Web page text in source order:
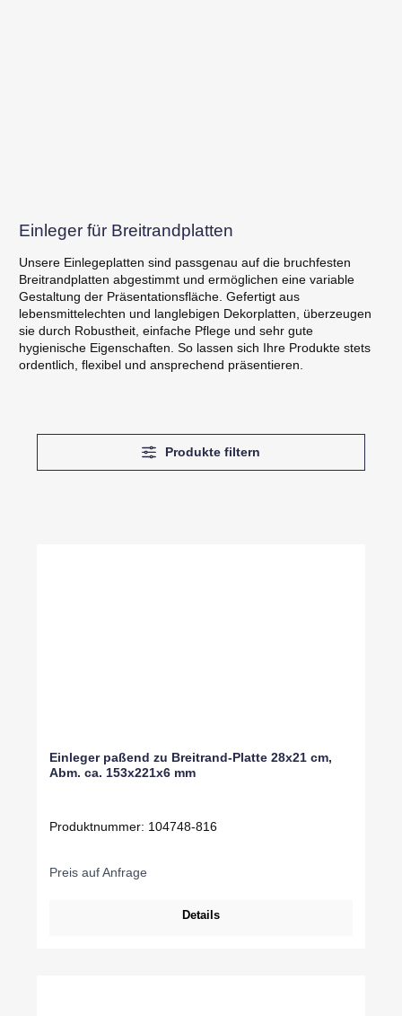
Einleger für Breitrandplatten
Unsere Einlegeplatten sind passgenau auf die bruchfesten
Breitrandplatten abgestimmt und ermöglichen eine variable
Gestaltung der Präsentationsfläche. Gefertigt aus
lebensmittelechten und langlebigen Dekorplatten, überzeugen
sie durch Robustheit, einfache Pflege und sehr gute
hygienische Eigenschaften. So lassen sich Ihre Produkte stets
ordentlich, flexibel und ansprechend präsentieren.
Produkte filtern
Einleger paßend zu Breitrand-Platte 28x21 cm,
Abm. ca. 153x221x6 mm
Produktnummer: 104748-816
Preis auf Anfrage
Details